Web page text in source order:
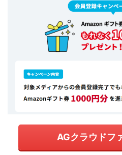
AGクラウドフ